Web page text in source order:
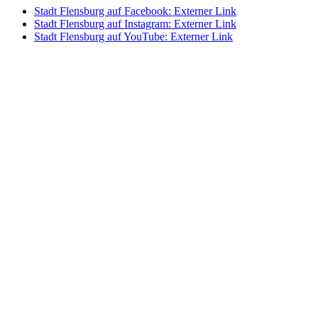
Stadt Flensburg auf Facebook: Externer Link
Stadt Flensburg auf Instagram: Externer Link
Stadt Flensburg auf YouTube: Externer Link